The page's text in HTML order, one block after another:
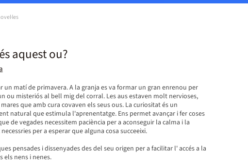
aquest ou?
un matí de primavera. A la granja es va formar un gran enrenou per
ou misteriós al bell mig del corral. Les aus estaven molt nervioses,
que amb cura covaven els seus ous. La curiositat és un
natural que estimula l'aprenentatge. Ens permet avançar i fer coses
de vegades necessitem paciència per a aconseguir la calma i la
per a esperar que alguna cosa succeeixi.
pensades i dissenyades des del seu origen per a facilitar l' accés a la
els nens i nenes.